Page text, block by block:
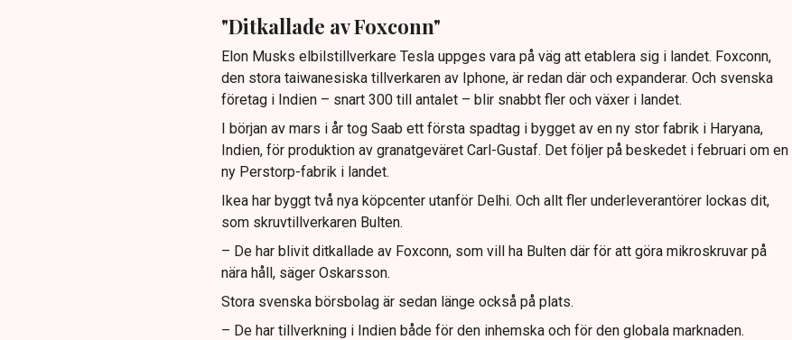
"Ditkallade av Foxconn"
Elon Musks elbilstillverkare Tesla uppges vara på väg att etablera sig i landet. Foxconn,
den stora taiwanesiska tillverkaren av Iphone, är redan där och expanderar. Och svenska
företag i Indien – snart 300 till antalet – blir snabbt fler och växer i landet.
I början av mars i år tog Saab ett första spadtag i bygget av en ny stor fabrik i Haryana,
Indien, för produktion av granatgeväret Carl-Gustaf. Det följer på beskedet i februari om en
ny Perstorp-fabrik i landet.
Ikea har byggt två nya köpcenter utanför Delhi. Och allt fler underleverantörer lockas dit,
som skruvtillverkaren Bulten.
– De har blivit ditkallade av Foxconn, som vill ha Bulten där för att göra mikroskruvar på
nära håll, säger Oskarsson.
Stora svenska börsbolag är sedan länge också på plats.
– De har tillverkning i Indien både för den inhemska och för den globala marknaden.